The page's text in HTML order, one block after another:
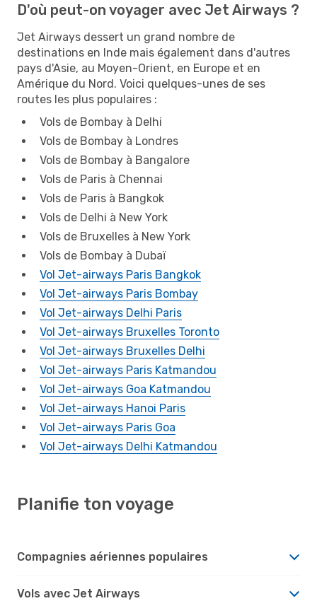
D'où peut-on voyager avec Jet Airways ?
Jet Airways dessert un grand nombre de
destinations en Inde mais également dans d'autres
pays d'Asie, au Moyen-Orient, en Europe et en
Amérique du Nord. Voici quelques-unes de ses
routes les plus populaires :
Vols de Bombay à Delhi
Vols de Bombay à Londres
Vols de Bombay à Bangalore
Vols de Paris à Chennai
Vols de Paris à Bangkok
Vols de Delhi à New York
Vols de Bruxelles à New York
Vols de Bombay à Dubaï
Vol Jet-airways Paris Bangkok
Vol Jet-airways Paris Bombay
Vol Jet-airways Delhi Paris
Vol Jet-airways Bruxelles Toronto
Vol Jet-airways Bruxelles Delhi
Vol Jet-airways Paris Katmandou
Vol Jet-airways Goa Katmandou
Vol Jet-airways Hanoi Paris
Vol Jet-airways Paris Goa
Vol Jet-airways Delhi Katmandou
Planifie ton voyage
Compagnies aériennes populaires
Vols avec Jet Airways